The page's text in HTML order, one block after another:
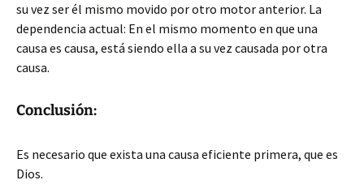
su vez ser él mismo movido por otro motor anterior. La
dependencia actual: En el mismo momento en que una
causa es causa, está siendo ella a su vez causada por otra
causa.
Conclusión:
Es necesario que exista una causa eficiente primera, que es
Dios.